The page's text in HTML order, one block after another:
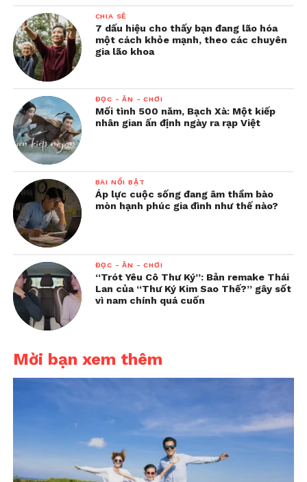
CHIA SẺ
7 dấu hiệu cho thấy bạn đang lão hóa
một cách khỏe mạnh, theo các chuyên
gia lão khoa
ĐỌC - ĂN - CHƠI
Mối tình 500 năm, Bạch Xà: Một kiếp
nhân gian ấn định ngày ra rạp Việt
BÀI NỔI BẬT
Áp lực cuộc sống đang âm thầm bào
mòn hạnh phúc gia đình như thế nào?
ĐỌC - ĂN - CHƠI
“Trót Yêu Cô Thư Ký”: Bản remake Thái
Lan của “Thư Ký Kim Sao Thế?” gây sốt
vì nam chính quá cuốn
Mời bạn xem thêm